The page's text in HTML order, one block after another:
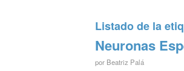
Listado de la
Neuronas
por Beatriz Palá